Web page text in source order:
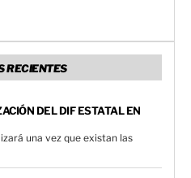
RECIENTES
DEL DIF ESTATAL EN
una vez que existan las